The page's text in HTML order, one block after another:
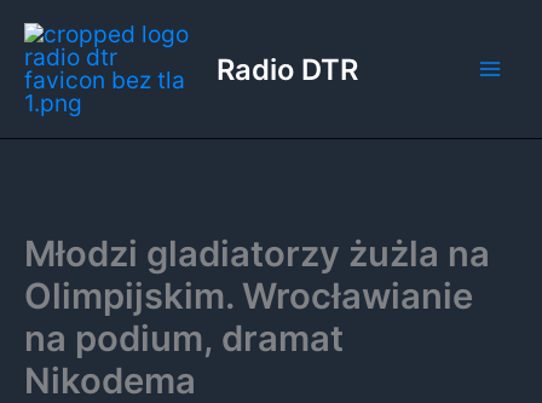
Przejdź
do
treści
Radio DTR
Młodzi gladiatorzy żużla na
Olimpijskim. Wrocławianie
na podium, dramat
Nikodema